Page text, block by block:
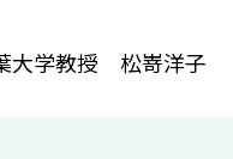
大学教授 松嵜洋子